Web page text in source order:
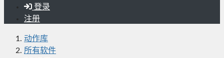
登录
注册
动作库
所有软件